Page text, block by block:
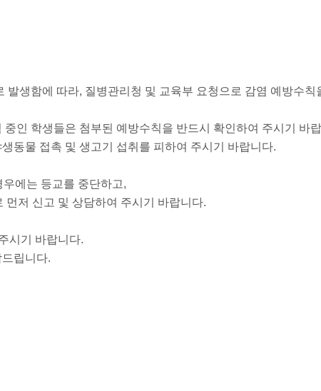
생함에 따라, 질병관리청 및 교육부 요청으로 감염 예방수칙
인 학생들은 첨부된 예방수칙을 반드시 확인하여 주시기 바
동물 접촉 및 생고기 섭취를 피하여 주시기 바랍니다.
에는 등교를 중단하고,
저 신고 및 상담하여 주시기 바랍니다.
시기 바랍니다.
립니다.